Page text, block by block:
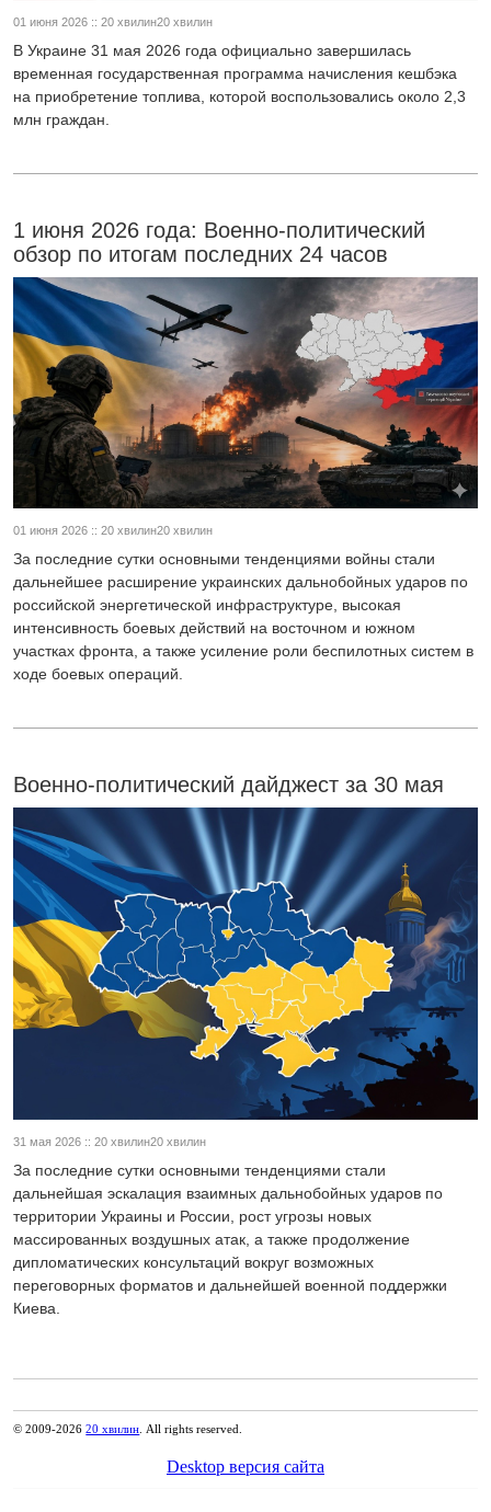
01 июня 2026 :: 20 хвилин20 хвилин
В Украине 31 мая 2026 года официально завершилась
временная государственная программа начисления кешбэка
на приобретение топлива, которой воспользовались около 2,3
млн граждан.
1 июня 2026 года: Военно-политический
обзор по итогам последних 24 часов
01 июня 2026 :: 20 хвилин20 хвилин
За последние сутки основными тенденциями войны стали
дальнейшее расширение украинских дальнобойных ударов по
российской энергетической инфраструктуре, высокая
интенсивность боевых действий на восточном и южном
участках фронта, а также усиление роли беспилотных систем в
ходе боевых операций.
Военно-политический дайджест за 30 мая
31 мая 2026 :: 20 хвилин20 хвилин
За последние сутки основными тенденциями стали
дальнейшая эскалация взаимных дальнобойных ударов по
территории Украины и России, рост угрозы новых
массированных воздушных атак, а также продолжение
дипломатических консультаций вокруг возможных
переговорных форматов и дальнейшей военной поддержки
Киева.
© 2009-202620 хвилин . All rights reserved.
Desktop версия сайта